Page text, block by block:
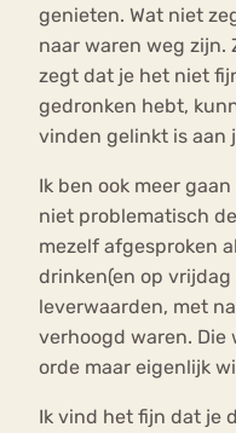
genieten. Wat niet
naar waren weg zijn.
zegt dat je het niet
gedronken hebt,
vinden gelinkt is aan
Ik ben ook meer
niet problematisch
mezelf afgesproken
drinken(en op
leverwaarden, met
verhoogd waren. Die
orde maar eigenlijk
Ik vind het fijn dat je